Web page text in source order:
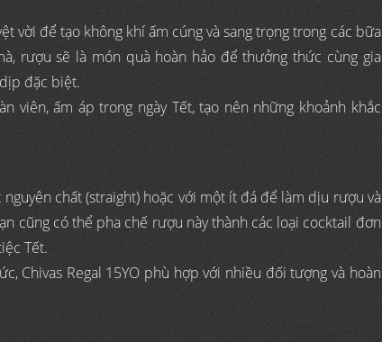
vời để tạo không khí ấm cúng và sang trọng trong các bữa
rượu sẽ là món quà hoàn hảo để thưởng thức cùng gia
đặc biệt.
viên, ấm áp trong ngày Tết, tạo nên những khoảnh khắc
chất (straight) hoặc với một ít đá để làm dịu rượu và
cũng có thể pha chế rượu này thành các loại cocktail đơn
Tết.
Chivas Regal 15YO phù hợp với nhiều đối tượng và hoàn